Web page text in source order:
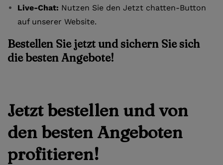
Live-Chat: Nutzen Sie den Jetzt chatten-Button
auf unserer Website.
Bestellen Sie jetzt und sichern Sie sich
die besten Angebote!
Jetzt bestellen und von
den besten Angeboten
profitieren!